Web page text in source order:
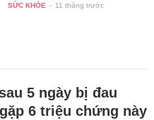
SỨC KHỎE - 11 tháng trước
5 ngày bị đau
6 triệu chứng này